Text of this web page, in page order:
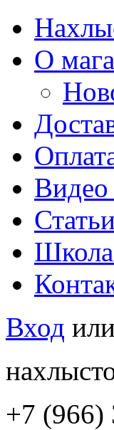
О
Видео
Статьи
Вход или
+7 (966)